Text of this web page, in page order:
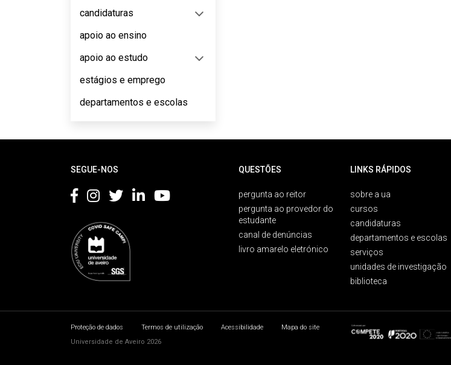
candidaturas
apoio ao ensino
apoio ao estudo
estágios e emprego
departamentos e escolas
SEGUE-NOS QUESTÕES
pergunta ao reitor
pergunta ao provedor do
estudante
canal de denúncias
livro amarelo eletrónico
LINKS RÁPIDOS
sobre a ua
cursos
candidaturas
departamentos e escolas
serviços
unidades de investigação
biblioteca
Proteção de dados Termos de utilização Acessibilidade
Mapa do site
Universidade de Aveiro 2026